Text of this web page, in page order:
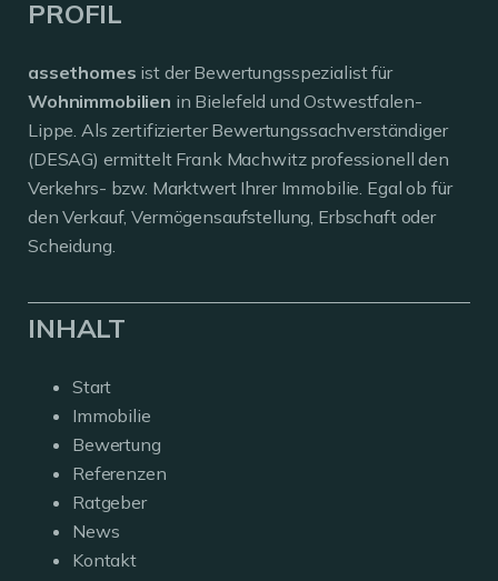
PROFIL
assethomes ist der Bewertungsspezialist für
Wohnimmobilien in Bielefeld und Ostwestfalen-
Lippe. Als zertifizierter Bewertungssachverständiger
(DESAG) ermittelt Frank Machwitz professionell den
Verkehrs- bzw. Marktwert Ihrer Immobilie. Egal ob für
den Verkauf, Vermögensaufstellung, Erbschaft oder
Scheidung.
INHALT
Start
Immobilie
Bewertung
Referenzen
Ratgeber
News
Kontakt